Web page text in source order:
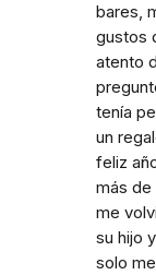
bares,
gustos
atento
tenía
un
feliz
más de
me
su hijo
solo